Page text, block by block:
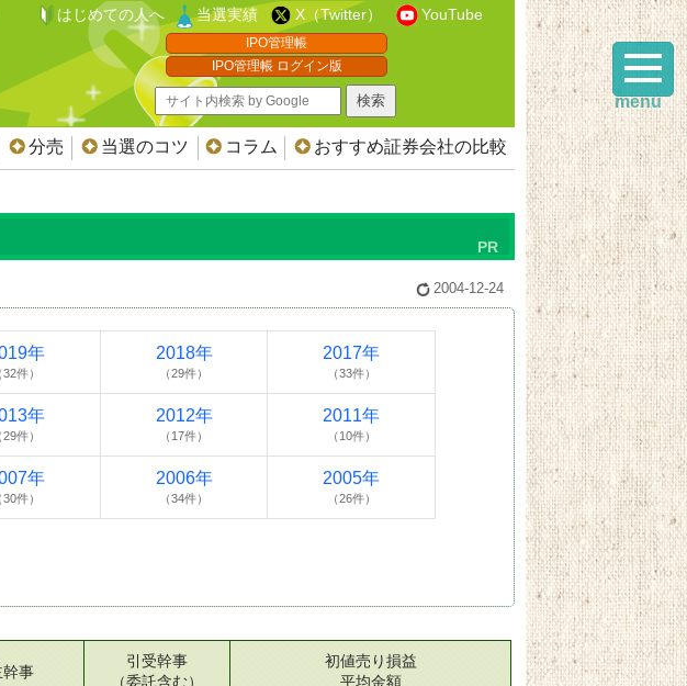
はじめての人へ 当選実績 X（Twitter） YouTube
IPO管理帳
IPO管理帳 ログイン版
分売 当選のコツ コラム おすすめ証券会社の比較
2004-12-24
年
32件）
2018年
（29件）
2017年
（33件）
年
29件）
2012年
（17件）
2011年
（10件）
年
30件）
2006年
（34件）
2005年
（26件）
幹事
引受幹事
（委託含む）
初値売り損益
平均金額
menu